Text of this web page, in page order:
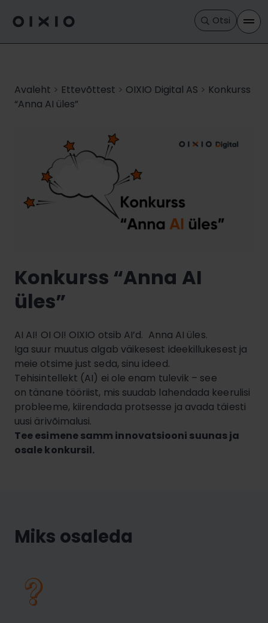
Otsi
Avaleht > Ettevõttest > OIXIO Digital AS > Konkurss
“Anna AI üles”
Konkurss “Anna AI
üles”
AI AI! OI OI! OIXIO otsib AI’d. Anna AI üles.
Iga suur muutus algab väikesest ideekillukesest ja
meie otsime just seda, sinu ideed.
Tehisintellekt (AI) ei ole enam tulevik – see
on tänane tööriist, mis suudab lahendada keerulisi
probleeme, kiirendada protsesse ja avada täiesti
uusi ärivõimalusi.
Tee esimene samm innovatsiooni suunas ja
osale konkursil.
Miks osaleda